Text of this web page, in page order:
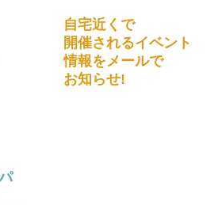
自宅近くで
開催されるイベント
情報をメールで
お知らせ!